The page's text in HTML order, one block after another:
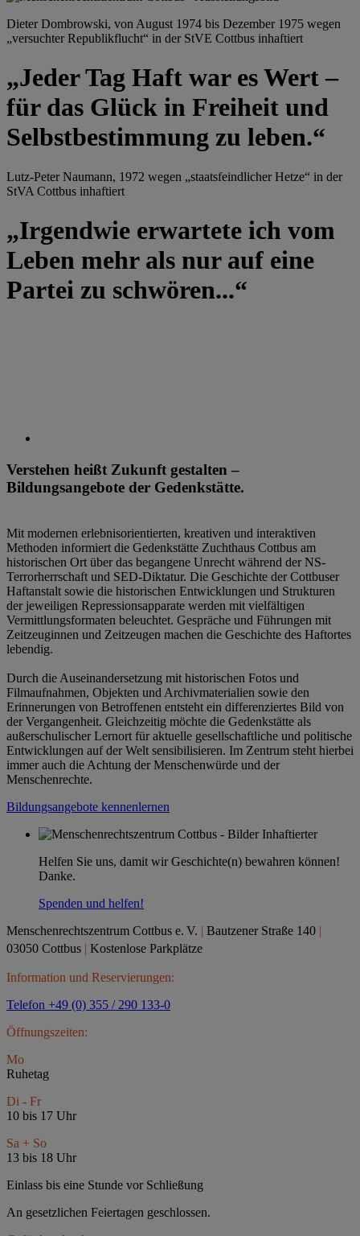
Dieter Dombrowski, von August 1974 bis Dezember 1975 wegen
„versuchter Republikflucht“ in der StVE Cottbus inhaftiert
„Jeder Tag Haft war es Wert –
für das Glück in Freiheit und
Selbstbestimmung zu leben.“
Lutz-Peter Naumann, 1972 wegen „staatsfeindlicher Hetze“ in der
StVA Cottbus inhaftiert
„Irgendwie erwartete ich vom
Leben mehr als nur auf eine
Partei zu schwören...“
Verstehen heißt Zukunft gestalten –
Bildungsangebote der Gedenkstätte.
Mit modernen erlebnisorientierten, kreativen und interaktiven
Methoden informiert die Gedenkstätte Zuchthaus Cottbus am
historischen Ort über das begangene Unrecht während der NS-
Terrorherrschaft und SED-Diktatur. Die Geschichte der Cottbuser
Haftanstalt sowie die historischen Entwicklungen und Strukturen
der jeweiligen Repressionsapparate werden mit vielfältigen
Vermittlungsformaten beleuchtet. Gespräche und Führungen mit
Zeitzeuginnen und Zeitzeugen machen die Geschichte des Haftortes
lebendig.
Durch die Auseinandersetzung mit historischen Fotos und
Filmaufnahmen, Objekten und Archivmaterialien sowie den
Erinnerungen von Betroffenen entsteht ein differenziertes Bild von
der Vergangenheit. Gleichzeitig möchte die Gedenkstätte als
außerschulischer Lernort für aktuelle gesellschaftliche und politische
Entwicklungen auf der Welt sensibilisieren. Im Zentrum steht hierbei
immer auch die Achtung der Menschenwürde und der
Menschenrechte.
Bildungsangebote kennenlernen
Helfen Sie uns, damit wir Geschichte(n) bewahren können!
Danke.
Spenden und helfen!
Menschenrechtszentrum Cottbus e. V. | Bautzener Straße 140 |
03050 Cottbus | Kostenlose Parkplätze
Information und Reservierungen:
Telefon +49 (0) 355 / 290 133-0
Öffnungszeiten:
Mo
Ruhetag
Di - Fr
10 bis 17 Uhr
Sa + So
13 bis 18 Uhr
Einlass bis eine Stunde vor Schließung
An gesetzlichen Feiertagen geschlossen.